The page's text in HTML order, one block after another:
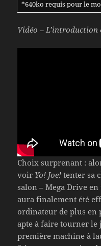
*640ko requis pour le
Vidéo – L’introduction
Choix surprenant :
voir Yo! Joe! tenter sa
salon – Mega Drive
aura finalement été
ordinateur de plus en
apte à faire tourner le
première machine à